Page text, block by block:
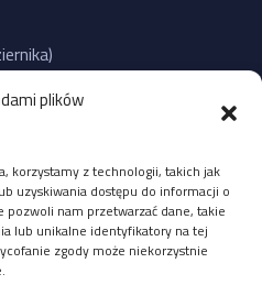
plików
korzystamy z technologii, takich jak
uzyskiwania dostępu do informacji o
pozwoli nam przetwarzać dane, takie
lub unikalne identyfikatory na tej
zgody może niekorzystnie
08 października 2025r. →